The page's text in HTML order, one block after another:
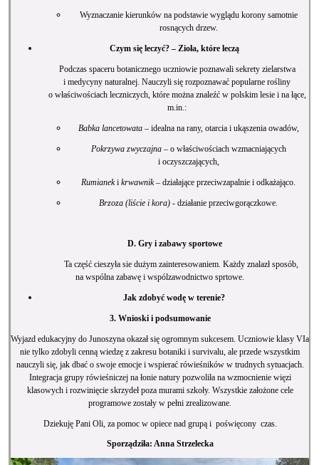
Wyznaczanie kierunków na podstawie wyglądu korony samotnie
rosnących drzew.
Czym się leczyć? – Zioła, które leczą
Podczas spaceru botanicznego uczniowie poznawali sekrety zielarstwa
i medycyny naturalnej. Nauczyli się rozpoznawać popularne rośliny
o właściwościach leczniczych, które można znaleźć w polskim lesie i na łące,
m.in.:
Babka lancetowata– idealna na rany, otarcia i ukąszenia owadów,
Pokrzywa zwyczajna– o właściwościach wzmacniających
i oczyszczających,
Rumianeki krwawnik– działające przeciwzapalnie i odkażająco.
Brzoza (liście i kora) - działanie przeciwgorączkowe
D. Gry i zabawy sportowe
Ta część cieszyła sie dużym zainteresowaniem. Każdy znalazł sposób,
na wspólna zabawę i wspólzawodnictwo sprtowe.
Jak zdobyć wodę w terenie?
3. Wnioski i podsumowanie
Wyjazd edukacyjny do Junoszyna okazał się ogromnym sukcesem. Uczniowie klasy VIa
nie tylko zdobyli cenną wiedzę z zakresu botaniki i survivalu, ale przede wszystkim
nauczyli się, jak dbać o swoje emocje i wspierać rówieśników w trudnych sytuacjach.
Integracja grupy rówieśniczej na łonie natury pozwoliła na wzmocnienie więzi
klasowych i rozwinięcie skrzydeł poza murami szkoły. Wszystkie założone cele
programowe zostały w pełni zrealizowane.
Dziekuję Pani Oli, za pomoc w opiece nad grupą i poświęcony czas.
Sporządziła: Anna Strzelecka